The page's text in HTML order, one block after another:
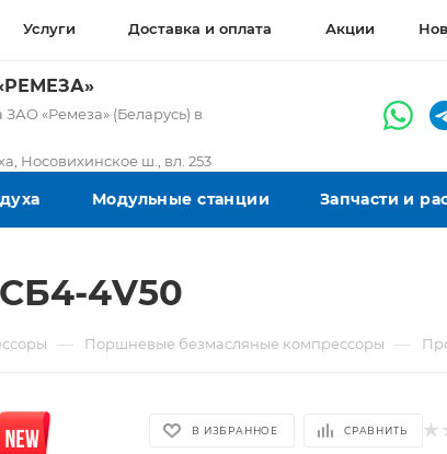
Услуги Доставка и оплата Акции
«Ремеза» (Беларусь) в
Носовихинское ш., вл. 253
Модульные станции Запчасти и
4V50
— Поршневые безмасляные компрессоры —
В ИЗБРАННОЕ СРАВНИТЬ